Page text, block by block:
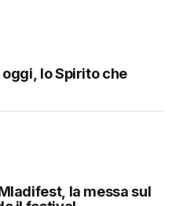
lo Spirito che
la messa sul